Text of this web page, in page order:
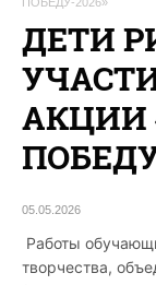
ДЕТИ
АКЦИИ
05.05.2026
Работы
творчества,